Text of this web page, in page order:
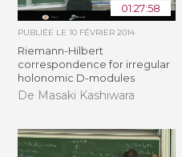
01:27:58
PUBLIÉE LE10 FÉVRIER 2014
Riemann-Hilbert
correspondence for irregular
holonomic D-modules
De Masaki Kashiwara